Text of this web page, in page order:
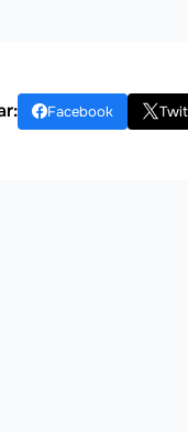
Facebook